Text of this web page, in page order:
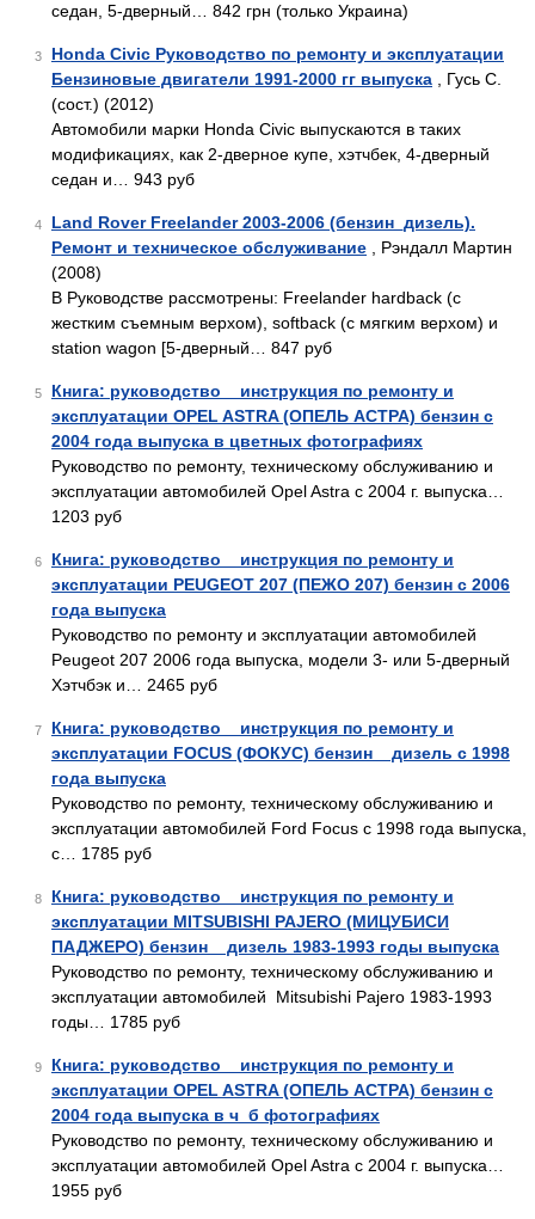
седан, 5-дверный… 842 грн (только Украина)
3
Honda Civic Руководство по ремонту и эксплуатации
Бензиновые двигатели 1991-2000 гг выпуска , Гусь С.
(сост.) (2012)
Автомобили марки Honda Civic выпускаются в таких
модификациях, как 2-дверное купе, хэтчбек, 4-дверный
седан и… 943 руб
4
Land Rover Freelander 2003-2006 (бензин_дизель).
Ремонт и техническое обслуживание , Рэндалл Мартин
(2008)
В Руководстве рассмотрены: Freelander hardback (с
жестким съемным верхом), softback (с мягким верхом) и
station wagon [5-дверный… 847 руб
5
Книга: руководство _ инструкция по ремонту и
эксплуатации OPEL ASTRA (ОПЕЛЬ АСТРА) бензин с
2004 года выпуска в цветных фотографиях
Руководство по ремонту, техническому обслуживанию и
эксплуатации автомобилей Opel Astra с 2004 г. выпуска…
1203 руб
6
Книга: руководство _ инструкция по ремонту и
эксплуатации PEUGEOT 207 (ПЕЖО 207) бензин с 2006
года выпуска
Руководство по ремонту и эксплуатации автомобилей
Peugeot 207 2006 года выпуска, модели 3- или 5-дверный
Хэтчбэк и… 2465 руб
7
Книга: руководство _ инструкция по ремонту и
эксплуатации FOCUS (ФОКУС) бензин _ дизель с 1998
года выпуска
Руководство по ремонту, техническому обслуживанию и
эксплуатации автомобилей Ford Focus с 1998 года выпуска,
с… 1785 руб
8
Книга: руководство _ инструкция по ремонту и
эксплуатации MITSUBISHI PAJERO (МИЦУБИСИ
ПАДЖЕРО) бензин _ дизель 1983-1993 годы выпуска
Руководство по ремонту, техническому обслуживанию и
эксплуатации автомобилей Mitsubishi Pajero 1983-1993
годы… 1785 руб
9
Книга: руководство _ инструкция по ремонту и
эксплуатации OPEL ASTRA (ОПЕЛЬ АСТРА) бензин с
2004 года выпуска в ч_б фотографиях
Руководство по ремонту, техническому обслуживанию и
эксплуатации автомобилей Opel Astra с 2004 г. выпуска…
1955 руб